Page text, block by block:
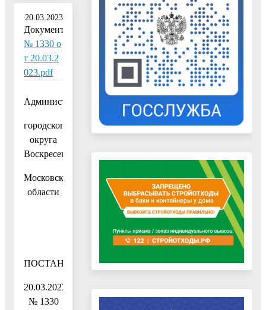
20.03.2023
Документ:
№ 1330 о
т 20.03.2
023.pdf
Администрация
городского
округа
Воскресенск
Московской
области
ПОСТАНОВЛЕНИЕ
20.03.2023
№ 1330